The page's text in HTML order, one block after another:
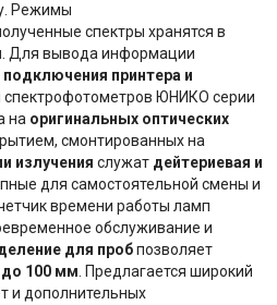
Режимы
спектры хранятся в
Для вывода информации
принтера и
спектрофотометров ЮНИКО серии
на оригинальных оптических
смонтированных на
излучения служат дейтериевая и
для самостоятельной смены и
времени работы ламп
обслуживание и
для пробпозволяет
до 100 мм. Предлагается широкий
и дополнительных